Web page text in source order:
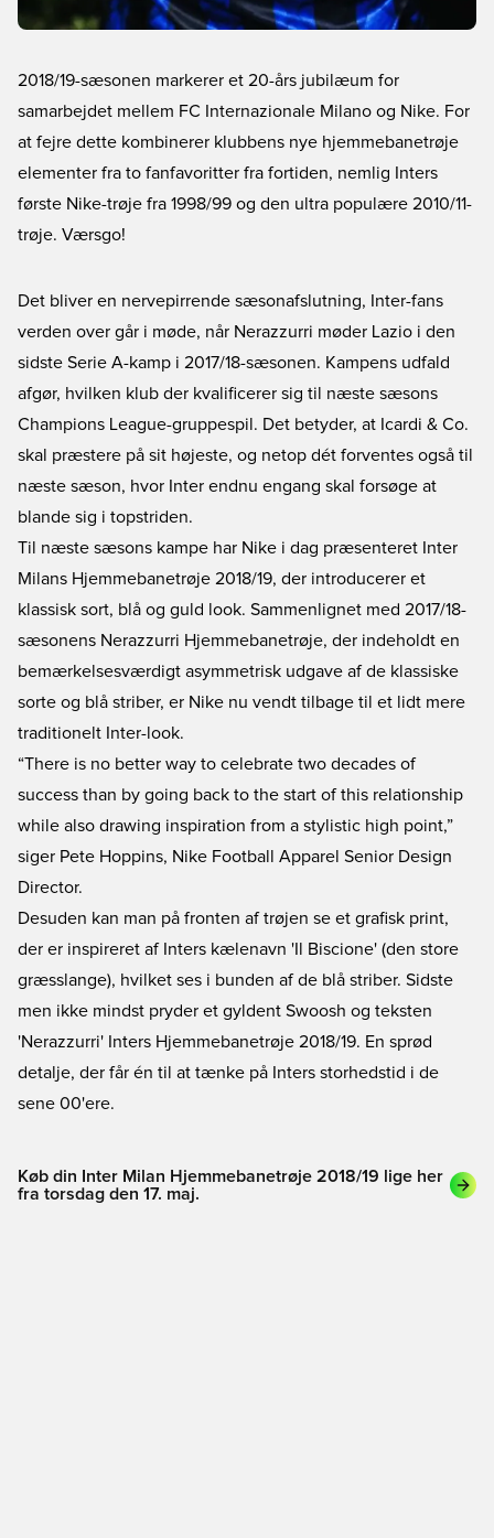
2018/19-sæsonen markerer et 20-års jubilæum for
samarbejdet mellem FC Internazionale Milano og Nike. For
at fejre dette kombinerer klubbens nye hjemmebanetrøje
elementer fra to fanfavoritter fra fortiden, nemlig Inters
første Nike-trøje fra 1998/99 og den ultra populære 2010/11-
trøje. Værsgo!
Det bliver en nervepirrende sæsonafslutning, Inter-fans
verden over går i møde, når Nerazzurri møder Lazio i den
sidste Serie A-kamp i 2017/18-sæsonen. Kampens udfald
afgør, hvilken klub der kvalificerer sig til næste sæsons
Champions League-gruppespil. Det betyder, at Icardi & Co.
skal præstere på sit højeste, og netop dét forventes også til
næste sæson, hvor Inter endnu engang skal forsøge at
blande sig i topstriden.
Til næste sæsons kampe har Nike i dag præsenteret Inter
Milans Hjemmebanetrøje 2018/19, der introducerer et
klassisk sort, blå og guld look. Sammenlignet med 2017/18-
sæsonens Nerazzurri Hjemmebanetrøje, der indeholdt en
bemærkelsesværdigt asymmetrisk udgave af de klassiske
sorte og blå striber, er Nike nu vendt tilbage til et lidt mere
traditionelt Inter-look.
“There is no better way to celebrate two decades of
success than by going back to the start of this relationship
while also drawing inspiration from a stylistic high point,”
siger Pete Hoppins, Nike Football Apparel Senior Design
Director.
Desuden kan man på fronten af trøjen se et grafisk print,
der er inspireret af Inters kælenavn 'Il Biscione' (den store
græsslange), hvilket ses i bunden af de blå striber. Sidste
men ikke mindst pryder et gyldent Swoosh og teksten
'Nerazzurri' Inters Hjemmebanetrøje 2018/19. En sprød
detalje, der får én til at tænke på Inters storhedstid i de
sene 00'ere.
Køb din Inter Milan Hjemmebanetrøje 2018/19 lige her
fra torsdag den 17. maj.